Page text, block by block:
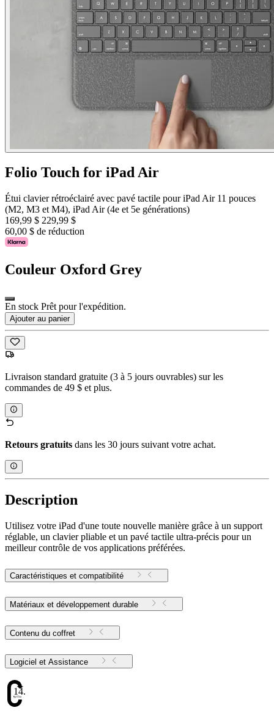
Folio Touch for iPad Air
Étui clavier rétroéclairé avec pavé tactile pour iPad Air 11 pouces
(M2, M3 et M4), iPad Air (4e et 5e générations)
169,99 $ 229,99 $
60,00 $ de réduction
Couleur Oxford Grey
En stock Prêt pour l'expédition.
Ajouter au panier
Livraison standard gratuite (3 à 5 jours ouvrables) sur les
commandes de 49 $ et plus.
Retours gratuits dans les 30 jours suivant votre achat.
Description
Utilisez votre iPad d'une toute nouvelle manière grâce à un support
réglable, un clavier pliable et un pavé tactile ultra-précis pour un
meilleur contrôle de vos applications préférées.
Caractéristiques et compatibilité
Matériaux et développement durable
Contenu du coffret
Logiciel et Assistance
14.16